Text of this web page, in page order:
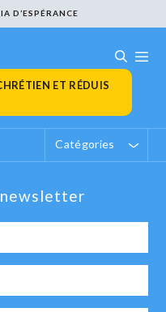
D’ESPÉRANCE
ET RÉDUIS
Catégories